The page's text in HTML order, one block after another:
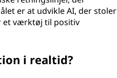
er at udvikle AI, der stoler
et værktøj til positiv
i realtid?